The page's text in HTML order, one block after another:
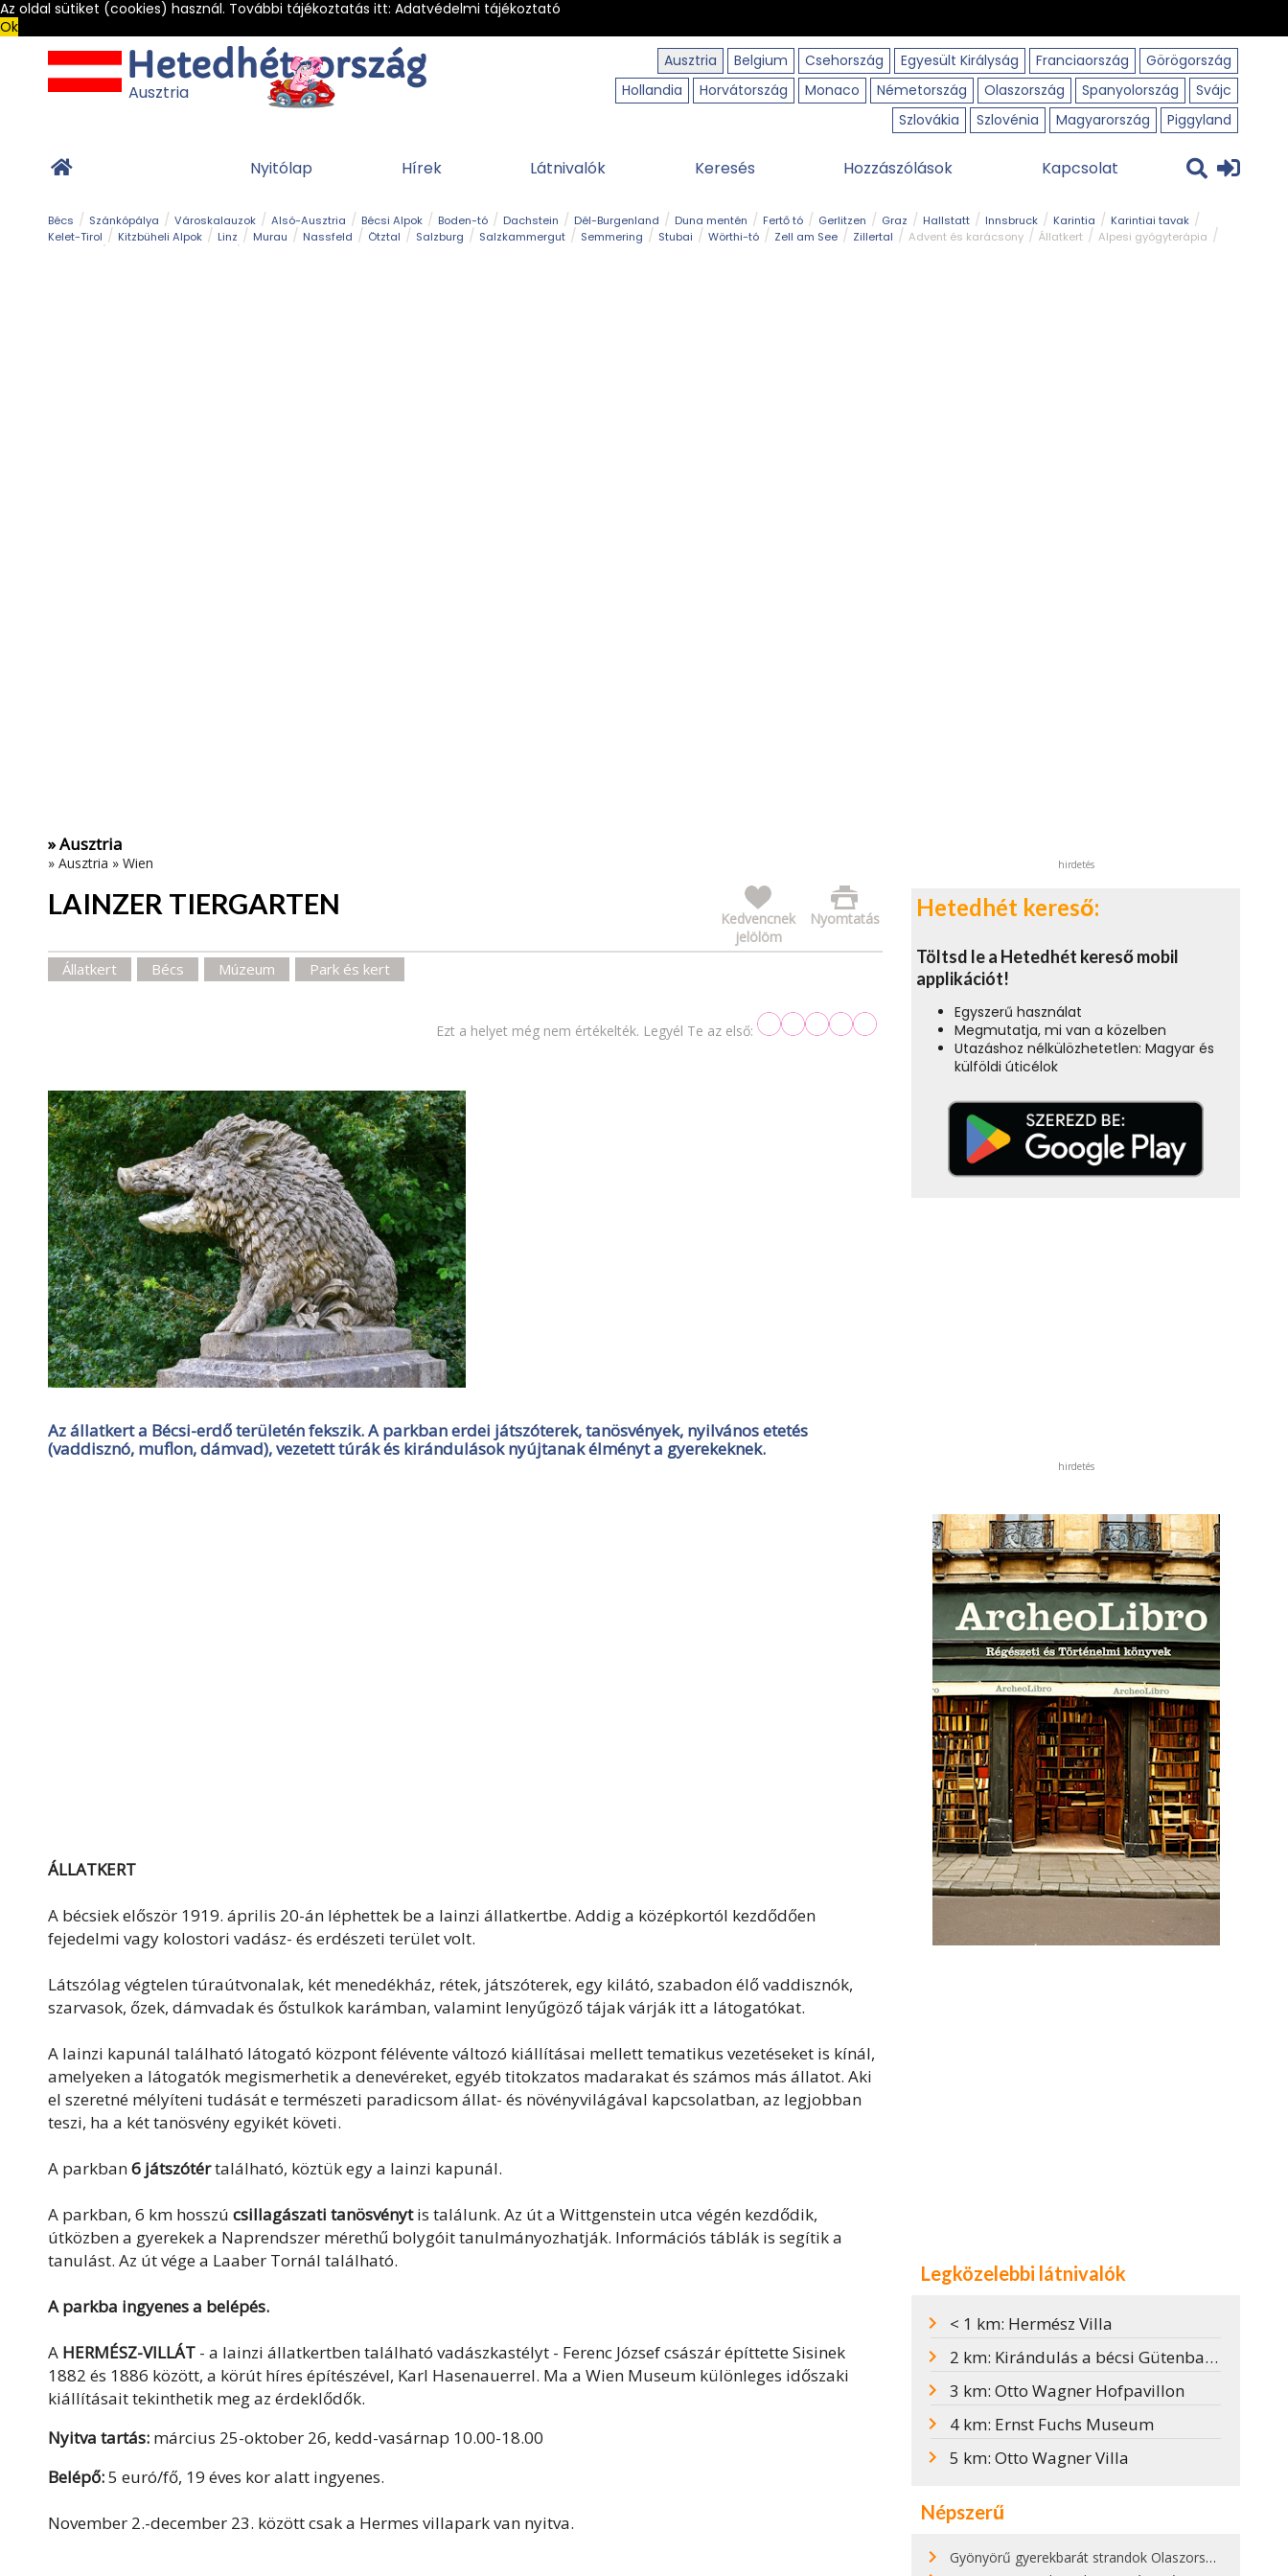
Az oldal sütiket (cookies) használ. További tájékoztatás itt: Adatvédelmi tájékoztató
Ok
Ausztria
Belgium Csehország Egyesült Királyság Franciaország
Görögország
Hollandia
Horvátország Monaco Németország Olaszország Spanyolország
Svájc
Szlovákia
Szlovénia Magyarország Piggyland
Ausztria
Nyitólap Hírek Látnivalók Keresés Hozzászólások Kapcsolat
Bécs Szánkópálya Városkalauzok Alsó-Ausztria Bécsi Alpok Boden-tó Dachstein Dél-Burgenland Duna mentén Fertő tó Gerlitzen Graz Hallstatt Innsbruck Karintia
Karintiai tavak
Kelet-Tirol
Kitzbüheli Alpok Linz Murau Nassfeld Ötztal Salzburg Salzkammergut Semmering Stubai Wörthi-tó Zell am See Zillertal Advent és karácsony Állatkert
Alpesi gyógyterápia
» Ausztria
» Ausztria » Wien
LAINZER TIERGARTEN Nyomtatás
Kedvencnek
jelölöm
Állatkert Bécs Múzeum Park és kert
Ezt a helyet még nem értékelték. Legyél Te az első:
Az állatkert a Bécsi-erdő területén fekszik. A parkban erdei játszóterek, tanösvények, nyilvános etetés
(vaddisznó, muflon, dámvad), vezetett túrák és kirándulások nyújtanak élményt a gyerekeknek.
ÁLLATKERT
A bécsiek először 1919. április 20-án léphettek be a lainzi állatkertbe. Addig a középkortól kezdődően
fejedelmi vagy kolostori vadász- és erdészeti terület volt.
Látszólag végtelen túraútvonalak, két menedékház, rétek, játszóterek, egy kilátó, szabadon élő vaddisznók,
szarvasok, őzek, dámvadak és őstulkok karámban, valamint lenyűgöző tájak várják itt a látogatókat.
A lainzi kapunál található látogató központ félévente változó kiállításai mellett tematikus vezetéseket is kínál,
amelyeken a látogatók megismerhetik a denevéreket, egyéb titokzatos madarakat és számos más állatot. Aki
el szeretné mélyíteni tudását e természeti paradicsom állat- és növényvilágával kapcsolatban, az legjobban
teszi, ha a két tanösvény egyikét követi.
A parkban6 játszótértalálható, köztük egy a lainzi kapunál.
A parkban, 6 km hosszú csillagászati tanösvénytis találunk. Az út a Wittgenstein utca végén kezdődik,
útközben a gyerekek a Naprendszer mérethű bolygóit tanulmányozhatják. Információs táblák is segítik a
tanulást. Az út vége a Laaber Tornál található.
A parkba ingyenes a belépés.
A HERMÉSZ-VILLÁT - a lainzi állatkertben található vadászkastélyt - Ferenc József császár építtette Sisinek
1882 és 1886 között, a körút híres építészével, Karl Hasenauerrel. Ma a Wien Museum különleges időszaki
kiállításait tekinthetik meg az érdeklődők.
Nyitva tartás: március 25-oktober 26, kedd-vasárnap 10.00-18.00
Belépő:5 euró/fő, 19 éves kor alatt ingyenes.
November 2.-december 23. között csak a Hermes villapark van nyitva.
hirdetés
Hetedhét kereső:
Töltsd le a Hetedhét kereső mobil
applikációt!
Egyszerű használat
Megmutatja, mi van a közelben
Utazáshoz nélkülözhetetlen: Magyar és
külföldi úticélok
hirdetés
Legközelebbi látnivalók
< 1 km: Hermész Villa
2 km: Kirándulás a bécsi Gütenbach patak mentén
3 km: Otto Wagner Hofpavillon
4 km: Ernst Fuchs Museum
5 km: Otto Wagner Villa
Népszerű
Gyönyörű gyerekbarát strandok Olaszországban - megmutatjuk a 15 legjobbat